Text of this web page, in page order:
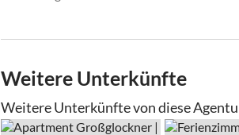
Weitere Unterkünfte
Weitere Unterkünfte von diese